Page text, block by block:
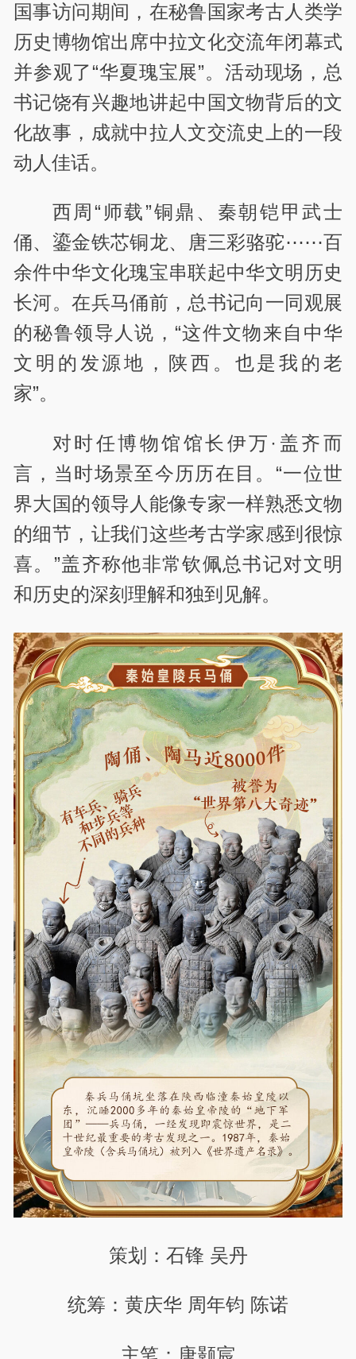
国事访问期间，在秘鲁国家考古人类学
历史博物馆出席中拉文化交流年闭幕式
并参观了“华夏瑰宝展”。活动现场，总
书记饶有兴趣地讲起中国文物背后的文
化故事，成就中拉人文交流史上的一段
动人佳话。
西周“师载”铜鼎、秦朝铠甲武士
俑、鎏金铁芯铜龙、唐三彩骆驼⋯⋯百
余件中华文化瑰宝串联起中华文明历史
长河。在兵马俑前，总书记向一同观展
的秘鲁领导人说，“这件文物来自中华
文明的发源地，陕西。也是我的老
家”。
对时任博物馆馆长伊万·盖齐而
言，当时场景至今历历在目。“一位世
界大国的领导人能像专家一样熟悉文物
的细节，让我们这些考古学家感到很惊
喜。”盖齐称他非常钦佩总书记对文明
和历史的深刻理解和独到见解。
策划：石锋 吴丹
统筹：黄庆华 周年钧 陈诺
主笔：唐颢宸